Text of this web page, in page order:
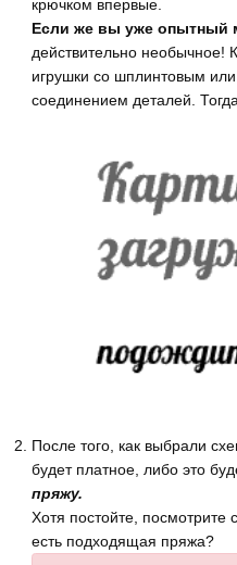
крючком впервые.
Если же вы уже опытный
действительно необычное!
игрушки со шплинтовым
соединением деталей.
После того, как выбрали
будет платное, либо это
пряжу.
Хотя постойте, посмотрите
есть подходящая пряжа?